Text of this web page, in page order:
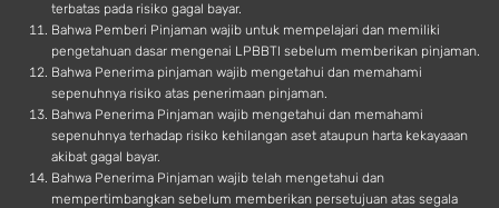
terbatas pada risiko gagal bayar.
Bahwa Pemberi Pinjaman wajib untuk mempelajari dan memiliki
pengetahuan dasar mengenai LPBBTI sebelum memberikan pinjaman.
Bahwa Penerima pinjaman wajib mengetahui dan memahami
sepenuhnya risiko atas penerimaan pinjaman.
Bahwa Penerima Pinjaman wajib mengetahui dan memahami
sepenuhnya terhadap risiko kehilangan aset ataupun harta kekayaaan
akibat gagal bayar.
Bahwa Penerima Pinjaman wajib telah mengetahui dan
mempertimbangkan sebelum memberikan persetujuan atas segala